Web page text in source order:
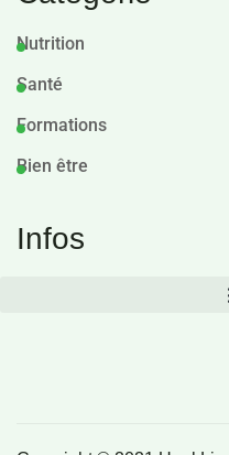
Nutrition
Santé
Formations
Bien être
Infos